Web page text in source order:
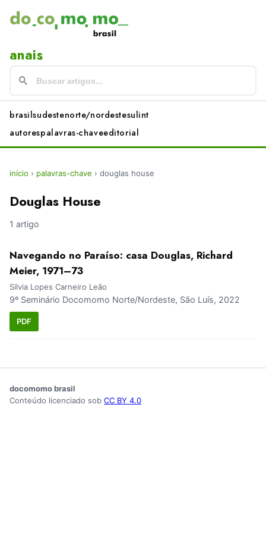
anais
brasilsudestenorte/nordestesulint
autorespalavras-chaveeditorial
início › palavras-chave › douglas house
Douglas House
1 artigo
Navegando no Paraíso: casa Douglas, Richard
Meier, 1971–73
Sílvia Lopes Carneiro Leão
9º Seminário Docomomo Norte/Nordeste, São Luís, 2022
PDF
docomomo brasil
Conteúdo licenciado sob CC BY 4.0